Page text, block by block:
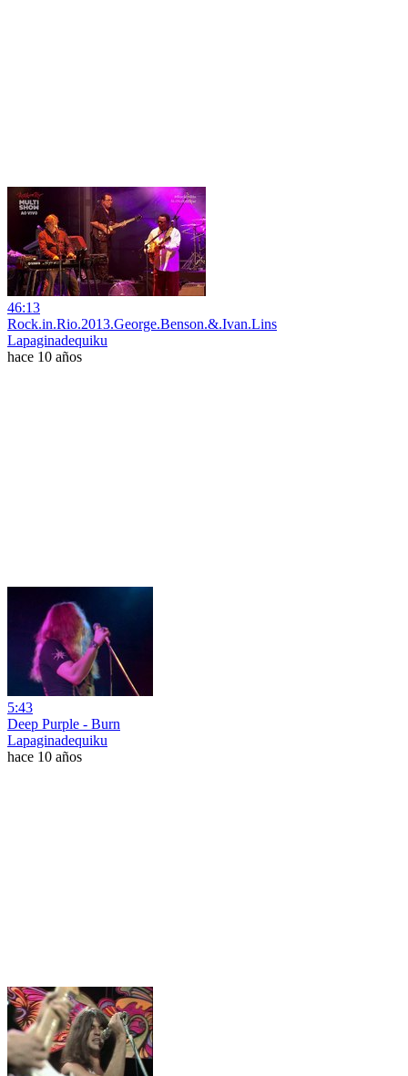
46:13
Rock.in.Rio.2013.George.Benson.&.Ivan.Lins
Lapaginadequiku
hace 10 años
5:43
Deep Purple - Burn
Lapaginadequiku
hace 10 años